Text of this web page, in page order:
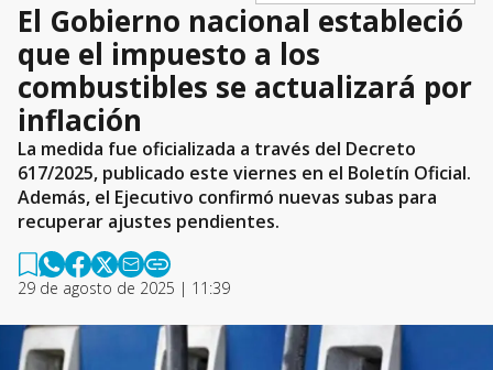
El Gobierno nacional estableció
que el impuesto a los
combustibles se actualizará por
inflación
La medida fue oficializada a través del Decreto
617/2025, publicado este viernes en el Boletín Oficial.
Además, el Ejecutivo confirmó nuevas subas para
recuperar ajustes pendientes.
29 de agosto de 2025 | 11:39